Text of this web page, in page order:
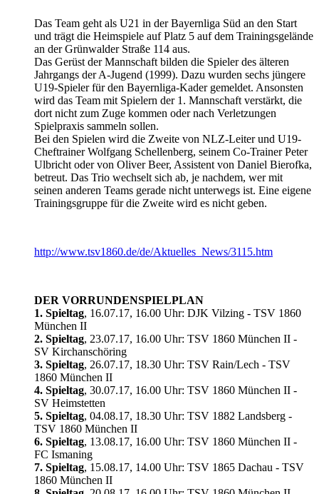
Das Team geht als U21 in der Bayernliga Süd an den Start
und trägt die Heimspiele auf Platz 5 auf dem Trainingsgelände
an der Grünwalder Straße 114 aus.
Das Gerüst der Mannschaft bilden die Spieler des älteren
Jahrgangs der A-Jugend (1999). Dazu wurden sechs jüngere
U19-Spieler für den Bayernliga-Kader gemeldet. Ansonsten
wird das Team mit Spielern der 1. Mannschaft verstärkt, die
dort nicht zum Zuge kommen oder nach Verletzungen
Spielpraxis sammeln sollen.
Bei den Spielen wird die Zweite von NLZ-Leiter und U19-
Cheftrainer Wolfgang Schellenberg, seinem Co-Trainer Peter
Ulbricht oder von Oliver Beer, Assistent von Daniel Bierofka,
betreut. Das Trio wechselt sich ab, je nachdem, wer mit
seinen anderen Teams gerade nicht unterwegs ist. Eine eigene
Trainingsgruppe für die Zweite wird es nicht geben.
http://www.tsv1860.de/de/Aktuelles_News/3115.htm
DER VORRUNDENSPIELPLAN
1. Spieltag, 16.07.17, 16.00 Uhr: DJK Vilzing - TSV 1860
München II
2. Spieltag, 23.07.17, 16.00 Uhr: TSV 1860 München II -
SV Kirchanschöring
3. Spieltag, 26.07.17, 18.30 Uhr: TSV Rain/Lech - TSV
1860 München II
4. Spieltag, 30.07.17, 16.00 Uhr: TSV 1860 München II -
SV Heimstetten
5. Spieltag, 04.08.17, 18.30 Uhr: TSV 1882 Landsberg -
TSV 1860 München II
6. Spieltag, 13.08.17, 16.00 Uhr: TSV 1860 München II -
FC Ismaning
7. Spieltag, 15.08.17, 14.00 Uhr: TSV 1865 Dachau - TSV
1860 München II